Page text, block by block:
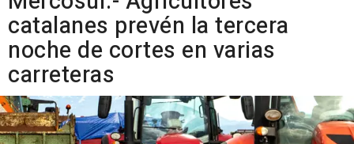
catalanes prevén la tercera
noche de cortes en varias
carreteras